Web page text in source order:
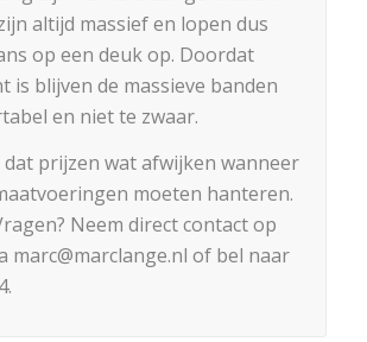
altijd massief en lopen dus
op een deuk op. Doordat
is blijven de massieve banden
en niet te zwaar.
prijzen wat afwijken wanneer
moeten hanteren.
Neem direct contact op
marc@marclange.nl of bel naar